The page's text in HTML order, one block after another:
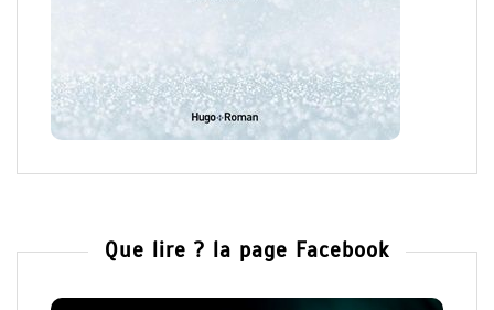
Que lire ? la page Facebook